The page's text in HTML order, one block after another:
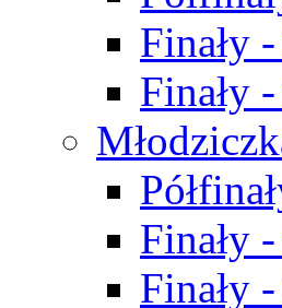
Finały
Finały
Finały
Finały